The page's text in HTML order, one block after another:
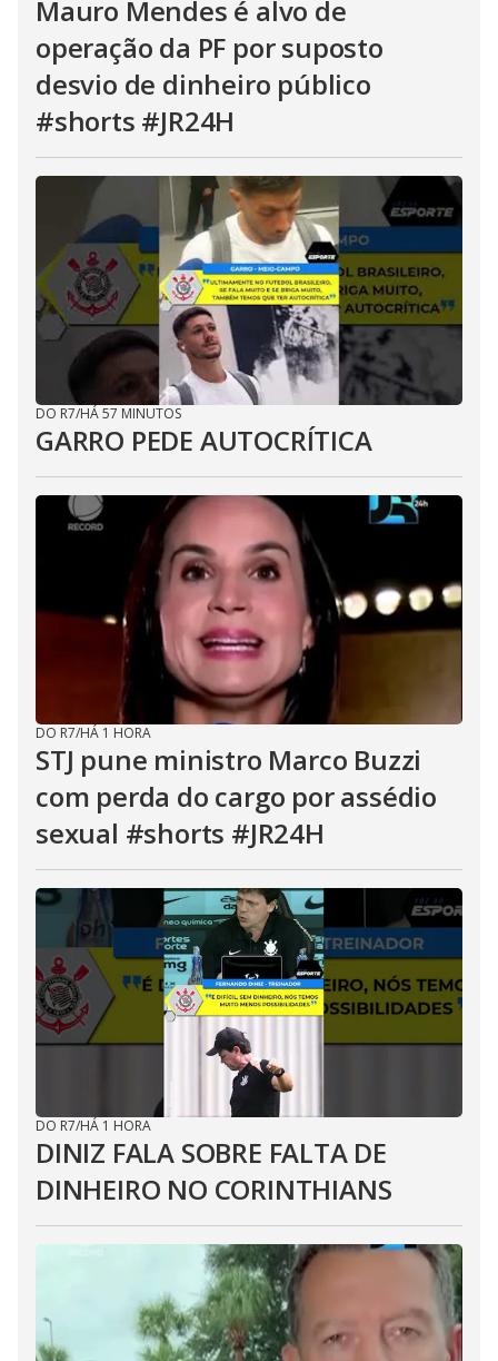
Mauro Mendes é alvo de
operação da PF por suposto
desvio de dinheiro público
#shorts #JR24H
DO R7/HÁ 57 MINUTOS
GARRO PEDE AUTOCRÍTICA
DO R7/HÁ 1 HORA
STJ pune ministro Marco Buzzi
com perda do cargo por assédio
sexual #shorts #JR24H
DO R7/HÁ 1 HORA
DINIZ FALA SOBRE FALTA DE
DINHEIRO NO CORINTHIANS